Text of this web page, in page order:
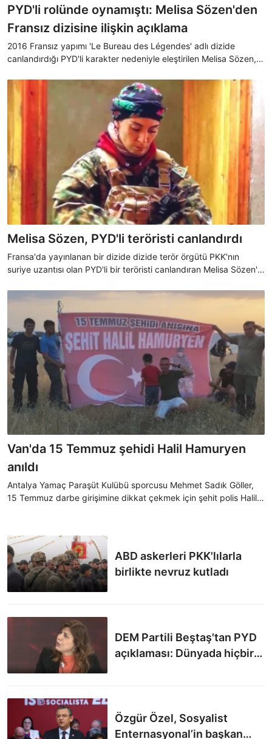
PYD'li rolünde oynamıştı: Melisa Sözen'den
Fransız dizisine ilişkin açıklama
2016 Fransız yapımı 'Le Bureau des Légendes' adlı dizide
canlandırdığı PYD'li karakter nedeniyle eleştirilen Melisa Sözen,
elbette kabul etmiyorum" dedi.
Melisa Sözen, PYD'li teröristi canlandırdı
Fransa'da yayınlanan bir dizide dizide terör örgütü PKK'nın
suriye uzantısı olan PYD'li bir teröristi canlandıran Melisa Sözen'e
Van'da 15 Temmuz şehidi Halil Hamuryen
anıldı
Antalya Yamaç Paraşüt Kulübü sporcusu Mehmet Sadık Göller,
15 Temmuz darbe girişimine dikkat çekmek için şehit polis Halil
ABD askerleri PKK'lılarla
birlikte nevruz kutladı
DEM Partili Beştaş'tan PYD
açıklaması: Dünyada hiçbir
Özgür Özel, Sosyalist
Enternasyonal’in başkan